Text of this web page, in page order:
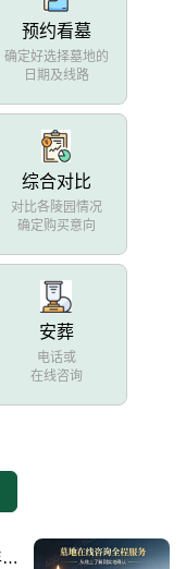
预约看墓
确定好选择墓地的
日期及线路
综合对比
对比各陵园情况
确定购买意向
安葬
电话或
在线咨询
“景仰园陵园园区主流墓碑价格一览 常年保洁养护随单赠送 专属优惠活动解析”